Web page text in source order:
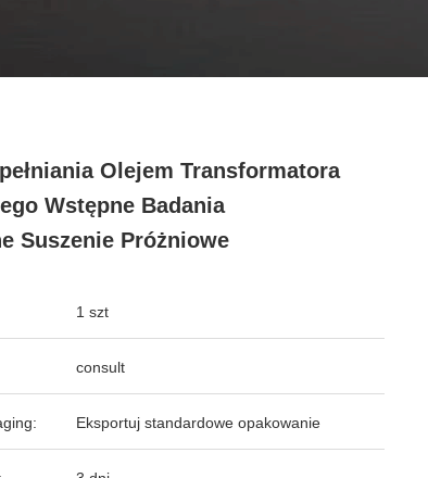
Olejem Transformatora
Wstępne Badania
Suszenie Próżniowe
1 szt
consult
Eksportuj standardowe opakowanie